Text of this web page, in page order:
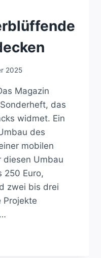
2025
Magazin
das
widmet. Ein
des
mobilen
diesen Umbau
250 Euro,
zwei bis drei
Projekte